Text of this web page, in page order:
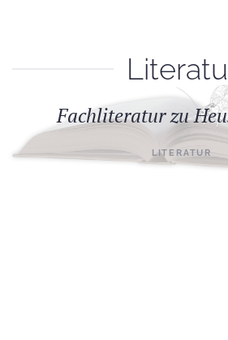
Fachliteratur zu
LITERATUR